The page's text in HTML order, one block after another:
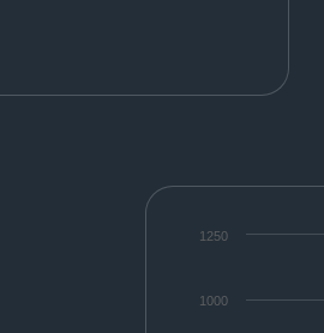
1000
1250